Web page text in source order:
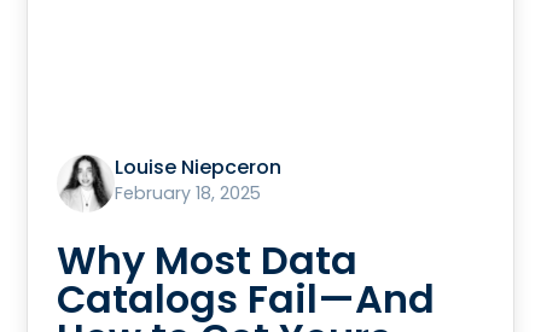
Louise Niepceron
February 18, 2025
Why Most Data
Catalogs Fail—And